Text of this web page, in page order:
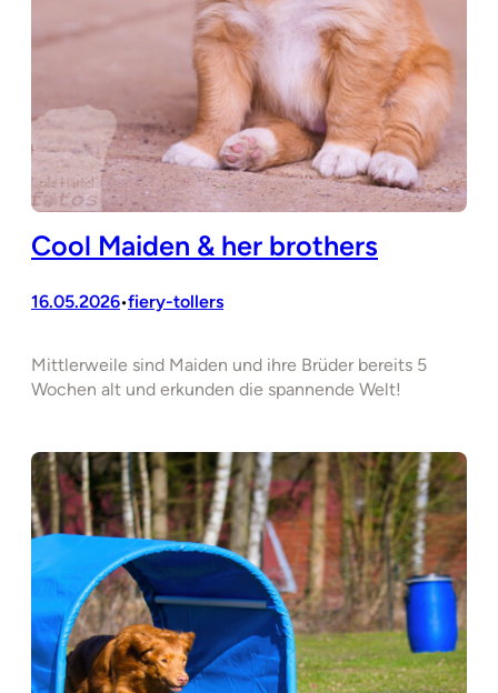
Cool Maiden & her brothers
16.05.2026•fiery-tollers
Mittlerweile sind Maiden und ihre Brüder bereits 5
Wochen alt und erkunden die spannende Welt!